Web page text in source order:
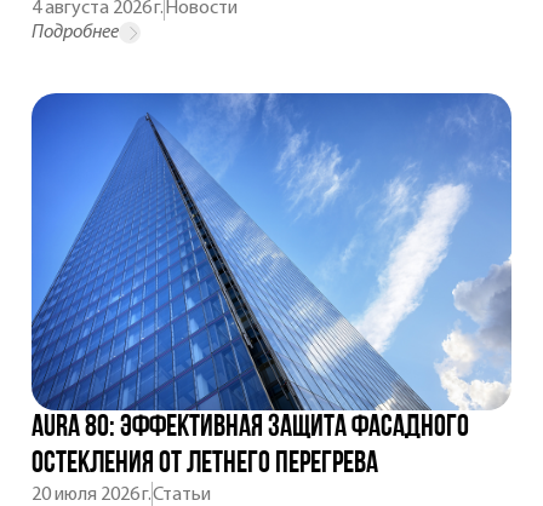
4 августа 2026 г.Новости
Подробнее
AURA 80: эффективная защита фасадного
остекления от летнего перегрева
20 июля 2026 г.Статьи